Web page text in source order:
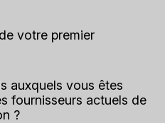
votre premier
auxquels vous êtes
fournisseurs actuels de
?